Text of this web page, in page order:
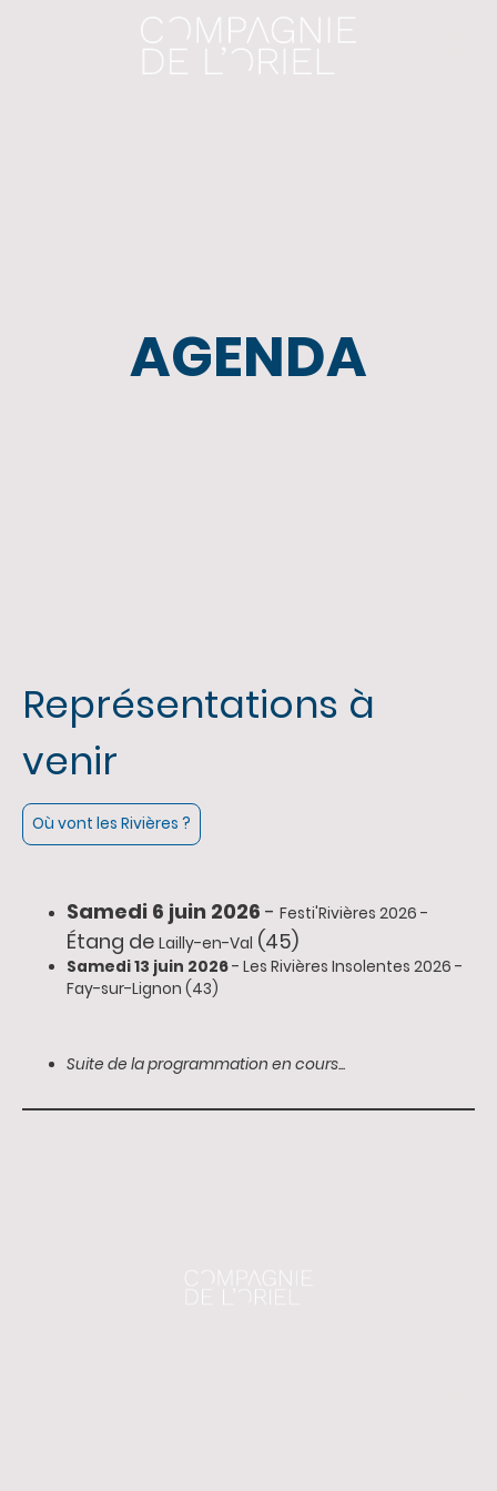
AGENDA
Représentations à
venir
Où vont les Rivières ?
Samedi 6 juin 2026 - Festi'Rivières 2026 -
Étang de Lailly-en-Val (45)
Samedi 13 juin 2026- Les Rivières Insolentes 2026 -
Fay-sur-Lignon (43)
Suite de la programmation en cours...